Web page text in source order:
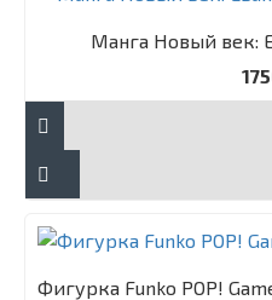
Манга Новый век: